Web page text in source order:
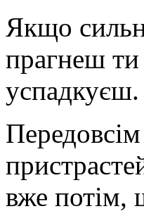
Якщо
прагнеш ти
успадкуєш.
вже потім,